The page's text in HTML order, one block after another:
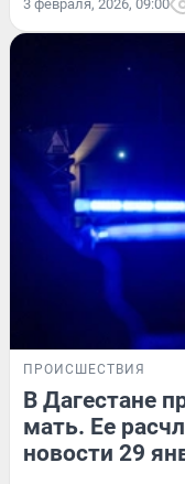
3 февраля, 2026, 09:00
ПРОИСШЕСТВИЯ
В Дагестане
мать. Ее
новости 29